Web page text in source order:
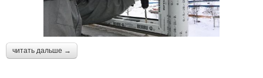
читать дальше →